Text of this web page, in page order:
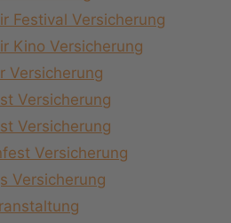
Festival Versicherung
Kino Versicherung
Versicherung
Versicherung
Versicherung
Versicherung
Versicherung